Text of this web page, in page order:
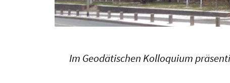
Im Geodätischen Kolloquium